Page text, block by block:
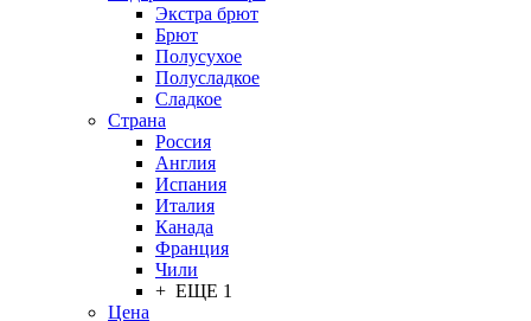
Экстра брют
Брют
Полусухое
Полусладкое
Сладкое
Страна
Россия
Англия
Испания
Италия
Канада
Франция
Чили
+ ЕЩЕ 1
Цена